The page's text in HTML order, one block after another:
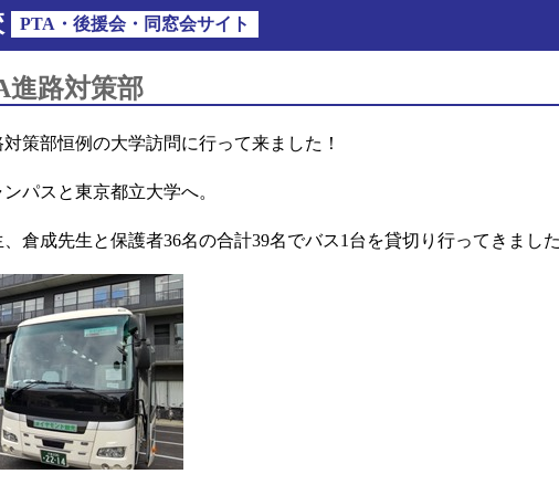
PTA・後援会・同窓会サイト
路対策部
対策部恒例の大学訪問に行って来ました！
パスと東京都立大学へ。
倉成先生と保護者36名の合計39名でバス1台を貸切り行ってきました